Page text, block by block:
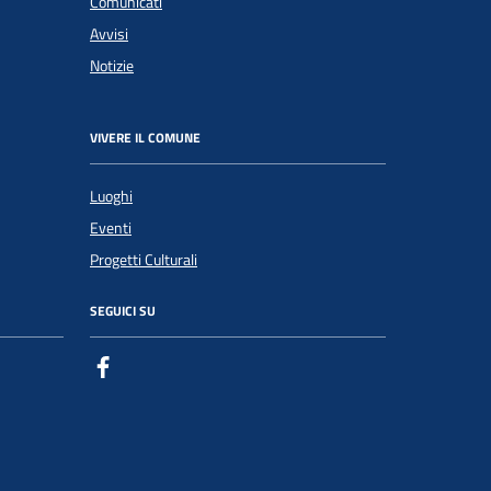
Avvisi
Notizie
VIVERE IL COMUNE
Luoghi
Eventi
Progetti Culturali
SEGUICI SU